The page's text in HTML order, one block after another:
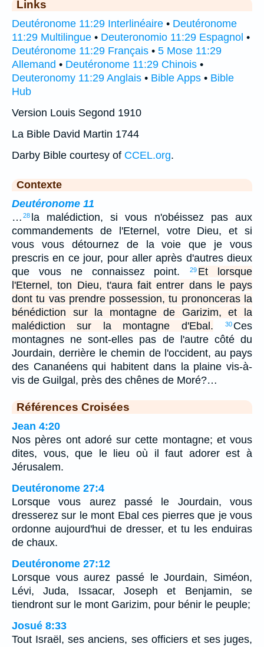
Links
Deutéronome 11:29 Interlinéaire • Deutéronome
11:29 Multilingue • Deuteronomio 11:29 Espagnol •
Deutéronome 11:29 Français • 5 Mose 11:29
Allemand • Deutéronome 11:29 Chinois •
Deuteronomy 11:29 Anglais • Bible Apps • Bible
Hub
Version Louis Segond 1910
La Bible David Martin 1744
Darby Bible courtesy of CCEL.org.
Contexte
Deutéronome 11
… 28 la malédiction, si vous n'obéissez pas aux
commandements de l'Eternel, votre Dieu, et si
vous vous détournez de la voie que je vous
prescris en ce jour, pour aller après d'autres dieux
que vous ne connaissez point.
29 Et lorsque
l'Eternel, ton Dieu, t'aura fait entrer dans le pays
dont tu vas prendre possession, tu prononceras la
bénédiction sur la montagne de Garizim, et la
malédiction sur la montagne d'Ebal.
30 Ces
montagnes ne sont-elles pas de l'autre côté du
Jourdain, derrière le chemin de l'occident, au pays
des Cananéens qui habitent dans la plaine vis-à-
vis de Guilgal, près des chênes de Moré?…
Références Croisées
Jean 4:20
Nos pères ont adoré sur cette montagne; et vous
dites, vous, que le lieu où il faut adorer est à
Jérusalem.
Deutéronome 27:4
Lorsque vous aurez passé le Jourdain, vous
dresserez sur le mont Ebal ces pierres que je vous
ordonne aujourd'hui de dresser, et tu les enduiras
de chaux.
Deutéronome 27:12
Lorsque vous aurez passé le Jourdain, Siméon,
Lévi, Juda, Issacar, Joseph et Benjamin, se
tiendront sur le mont Garizim, pour bénir le peuple;
Josué 8:33
Tout Israël, ses anciens, ses officiers et ses juges,